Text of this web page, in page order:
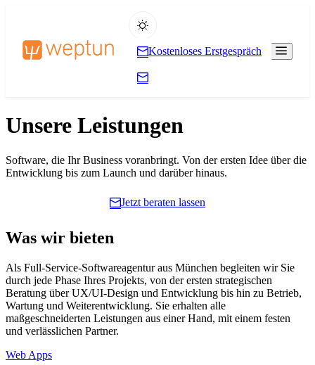
Kostenloses Erstgespräch
Unsere Leistungen
Software, die Ihr Business voranbringt. Von der ersten Idee über die
Entwicklung bis zum Launch und darüber hinaus.
Jetzt beraten lassen
Was wir bieten
Als Full-Service-Softwareagentur aus München begleiten wir Sie
durch jede Phase Ihres Projekts, von der ersten strategischen
Beratung über UX/UI-Design und Entwicklung bis hin zu Betrieb,
Wartung und Weiterentwicklung. Sie erhalten alle
maßgeschneiderten Leistungen aus einer Hand, mit einem festen
und verlässlichen Partner.
Web Apps